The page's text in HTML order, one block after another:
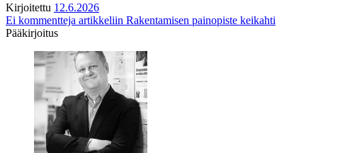
Kirjoitettu 12.6.2026
Ei kommentteja artikkeliin Rakentamisen painopiste keikahti
Pääkirjoitus